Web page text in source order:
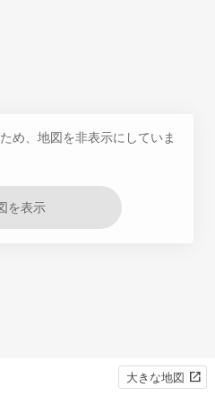
め、地図を非表示にしていま
を表示
大きな地図